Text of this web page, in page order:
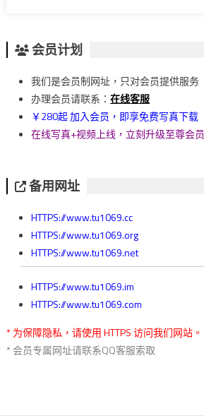
会员计划
我们是会员制网址，只对会员提供服务
办理会员请联系： 在线客服
￥280起 加入会员，即享免费写真下载
在线写真+视频上线，立刻升级至尊会员
备用网址
HTTPS://www.tu1069.cc
HTTPS://www.tu1069.org
HTTPS://www.tu1069.net
HTTPS://www.tu1069.im
HTTPS://www.tu1069.com
* 为保障隐私，请使用 HTTPS 访问我们网站。
* 会员专属网址请联系QQ客服索取